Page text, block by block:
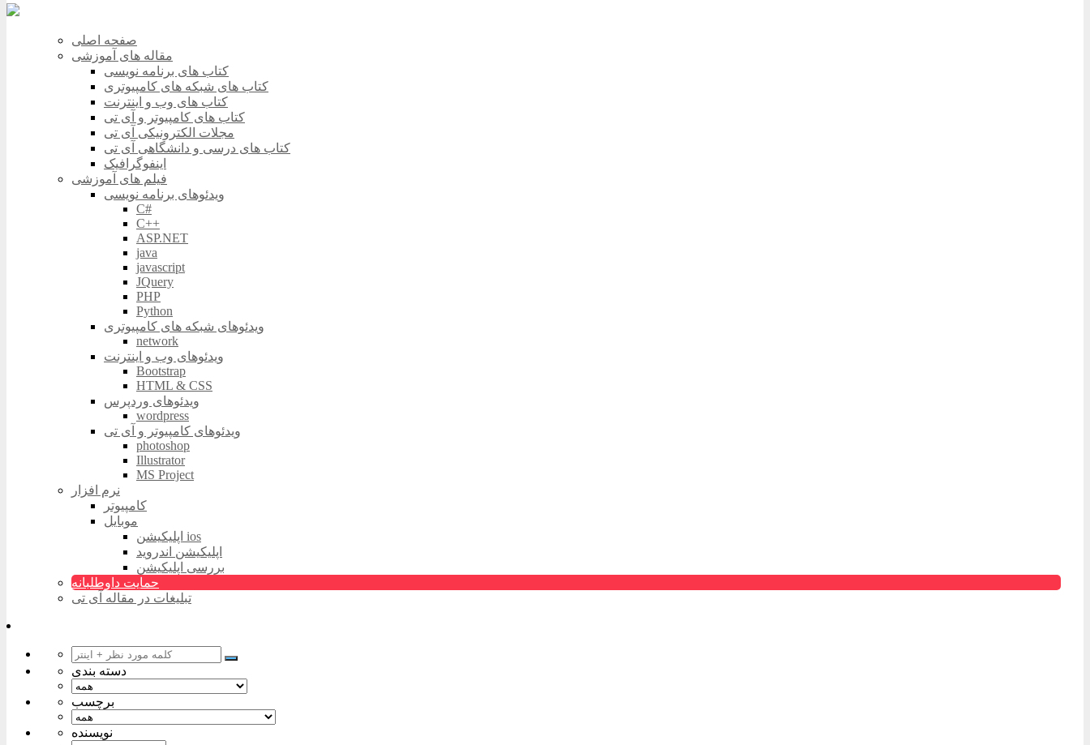
صفحه اصلی
مقاله های آموزشی
کتاب های برنامه نویسی
کتاب های شبکه های کامپیوتری
کتاب های وب و اینترنت
کتاب های کامپیوتر و آی تی
مجلات الکترونیکی آی تی
کتاب های درسی و دانشگاهی آی تی
اینفوگرافیک
فیلم های آموزشی
ویدئوهای برنامه نویسی
C#
C++
ASP.NET
java
javascript
JQuery
PHP
Python
ویدئوهای شبکه های کامپیوتری
network
ویدئوهای وب و اینترنت
Bootstrap
HTML & CSS
ویدئوهای وردپرس
wordpress
ویدئوهای کامپیوتر و آی تی
photoshop
Illustrator
MS Project
نرم افزار
کامپیوتر
موبایل
اپلیکیشن ios
اپلیکیشن اندروید
بررسی اپلیکیشن
حمایت داوطلبانه
تبلیغات در مقاله آی تی
دسته بندی
برچسب
نویسنده